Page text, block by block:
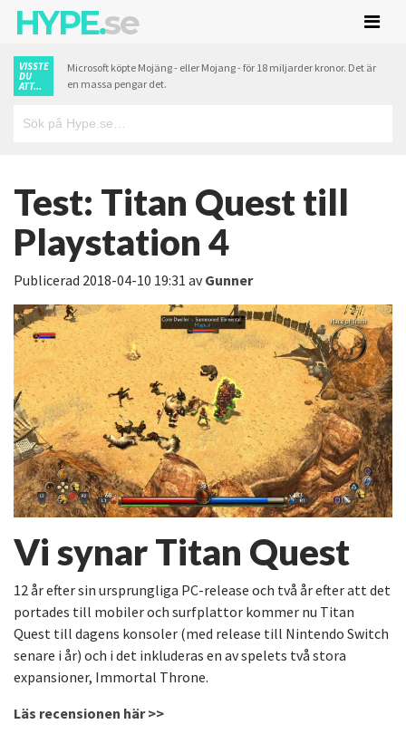
HYPE.se
VISSTE
DU
ATT...
Microsoft köpte Mojäng - eller Mojang - för 18 miljarder kronor. Det är
en massa pengar det.
Test: Titan Quest till
Playstation 4
Publicerad 2018-04-10 19:31 avGunner
Vi synar Titan Quest
12 år efter sin ursprungliga PC-release och två år efter att det
portades till mobiler och surfplattor kommer nu Titan
Quest till dagens konsoler (med release till Nintendo Switch
senare i år) och i det inkluderas en av spelets två stora
expansioner, Immortal Throne.
Läs recensionen här >>